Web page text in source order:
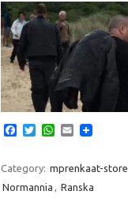
e
o
T
t
e
W
t
A
E
i
Category: mprenkaat-store
Normannia , Ranska